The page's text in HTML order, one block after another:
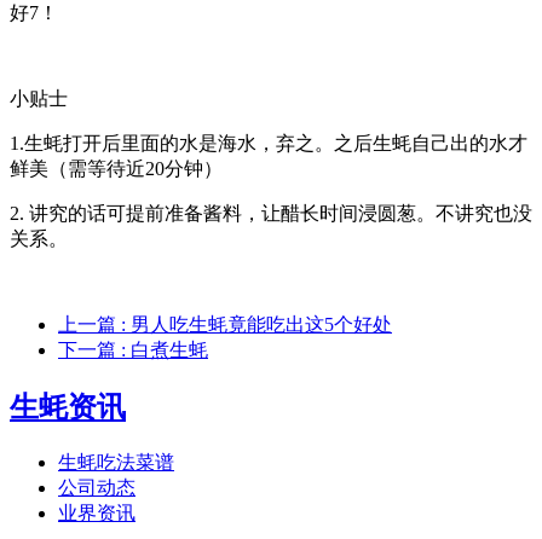
好7！
小贴士
1.生蚝打开后里面的水是海水，弃之。之后生蚝自己出的水才
鲜美（需等待近20分钟）
2. 讲究的话可提前准备酱料，让醋长时间浸圆葱。不讲究也没
关系。
上一篇 : 男人吃生蚝竟能吃出这5个好处
下一篇 : 白煮生蚝
生蚝资讯
生蚝吃法菜谱
公司动态
业界资讯